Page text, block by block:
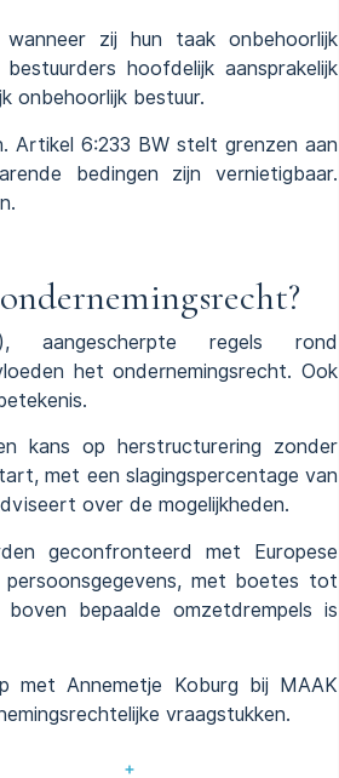
wanneer zij hun taak onbehoorlijk
hoofdelijk aansprakelijk
onbehoorlijk bestuur.
Artikel 6:233 BW stelt grenzen aan
bedingen zijn vernietigbaar.
aangescherpte regels rond
het ondernemingsrecht. Ook
kans op herstructurering zonder
met een slagingspercentage van
over de mogelijkheden.
geconfronteerd met Europese
met boetes tot
bepaalde omzetdrempels is
met Annemetje Koburg bij MAAK
vraagstukken.